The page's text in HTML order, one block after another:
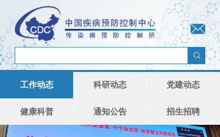
工作动态 科研动态 党建动态
健康科普 通知公告 招生招聘